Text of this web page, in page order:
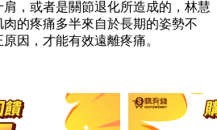
，或者是關節退化所造成的，林慧
的疼痛多半來自於長期的姿勢不
因，才能有效遠離疼痛。